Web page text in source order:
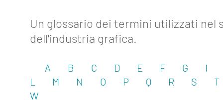
Un glossario dei termini utilizzati nel
dell'industria grafica.
A B C D E F G
L
M N O P Q R S
W